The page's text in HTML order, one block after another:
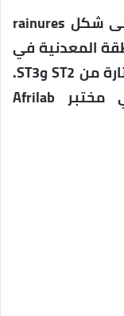
وخلال الحملة، تم جمع 14 عينة على شكل rainures
المعدنية في
ST1، بالإضافة إلى خمس عينات مختارة من ST2 وST3.
وجميع العينات تم تحليلها في مختبر Afrilab